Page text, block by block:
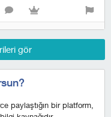
gör
paylaştığın bir platform,